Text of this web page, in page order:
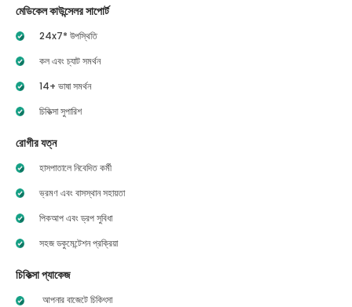
মেডিকেল কাউন্সেলর সাপোর্ট
24x7* উপস্থিতি
কল এবং চ্যাট সমর্থন
14+ ভাষা সমর্থন
চিকিত্সা সুপারিশ
রোগীর যত্ন
হাসপাতালে নিবেদিত কর্মী
ভ্রমণ এবং বাসস্থান সহায়তা
পিকআপ এবং ড্রপ সুবিধা
সহজ ডকুমেন্টেশন প্রক্রিয়া
চিকিত্সা প্যাকেজ
আপনার বাজেটে চিকিৎসা